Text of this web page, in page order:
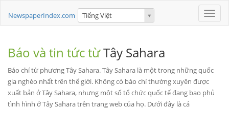
Toggle
NewspaperIndex.com Tiếng Việt
Báo và tin tức từTây Sahara
Báo chí từ phương Tây Sahara. Tây Sahara là một trong những quốc
gia nghèo nhất trên thế giới. Không có báo chí thường xuyên được
xuất bản ở Tây Sahara, nhưng một số tổ chức quốc tế đang bao phủ
tình hình ở Tây Sahara trên trang web của họ. Dưới đây là cá